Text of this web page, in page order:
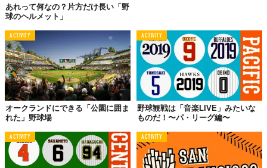
あれって何なの？片方だけ長い「野
球のヘルメット」
ACTIVITY
オークランドにできる「公園に囲ま
れた」野球場
ACTIVITY
野球観戦は「音楽LIVE」みたいな
ものだ！〜パ・リーグ編〜
ACTIVITY ACTIVITY